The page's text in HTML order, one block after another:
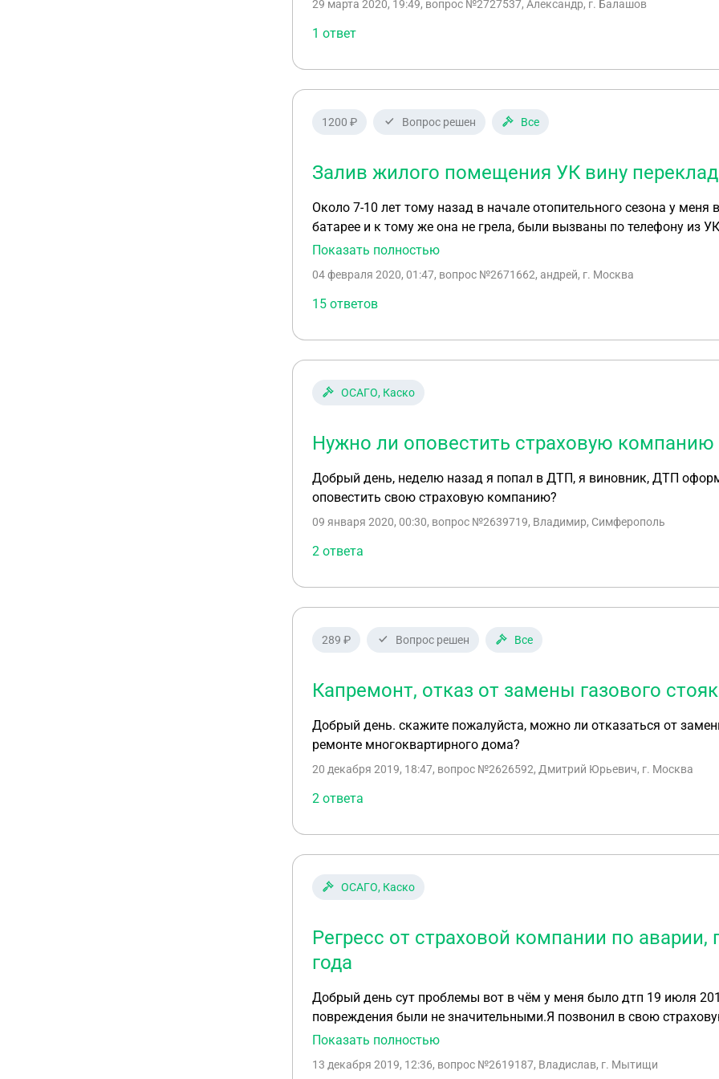
составленной сотрудниками ДПС мой автомобиль под цифрой 1.
29 марта 2020, 19:49, вопрос №2727537, Александр, г. Балашов
1 ответ
1200 ₽ Вопрос решен Все
Залив жилого помещения УК вину
Около 7-10 лет тому назад в начале отопительного сезона у меня
батарее и к тому же она не грела, были вызваны по телефону из
поставили в эту батарею шаровой водоразборный кран для сгона воздуха .Все работы
произошла авария развалилось соединение крана была вызвана
остановлена течь с помощью врезки нового шарового крана в
повреждений пришла одна сотрудница не составляя акта
краном(аварийная служба) удивилась что у меня он опять стоит и ушла сказав что ей делать больше нечего и это и
установленного аварийной службой крана а так же подписать
горе сантехники так же установили выпускные шаровые краны.
Показать полностью
04 февраля 2020, 01:47, вопрос №2671662, андрей, г. Москва
15 ответов
ОСАГО, Каско
Нужно ли оповестить страховую компанию
Добрый день, неделю назад я попал в ДТП, я виновник, ДТП
оповестить свою страховую компанию?
09 января 2020, 00:30, вопрос №2639719, Владимир, Симферополь
2 ответа
289 ₽ Вопрос решен Все
Капремонт, отказ от замены газового
Добрый день. скажите пожалуйста, можно ли отказаться от
ремонте многоквартирного дома?
20 декабря 2019, 18:47, вопрос №2626592, Дмитрий Юрьевич, г. Москва
2 ответа
ОСАГО, Каско
Регресс от страховой компании по
года
Добрый день сут проблемы вот в чём у меня было дтп 19 июля
повреждения были не значительными.Я позвонил в свою
сотрудник мне сообщил что с 1 мая 2019 года эта процедура
дтп.Я позвонил по указанному номеру в извещении и на мой вопрос о том что закон отменили сотрудник мне сказал
Показать полностью
13 декабря 2019, 12:36, вопрос №2619187, Владислав, г. Мытищи